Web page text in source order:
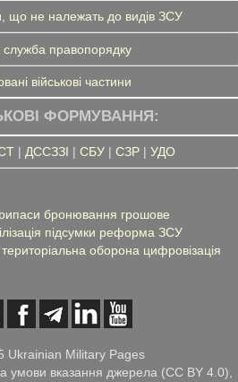
що не належать до видів ЗСУ
служба правопорядку
військові частини
ФОРМУВАННЯ:
| ДССЗЗІ | СБУ| СЗР| УДО
бронювання грошове
підсумки реформа ЗСУ
територіальна оборона цифровізація
Ukrainian Military Pages
умови вказання джерела (CC BY 4.0),